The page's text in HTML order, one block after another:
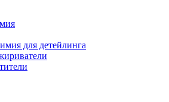
для детейлинга